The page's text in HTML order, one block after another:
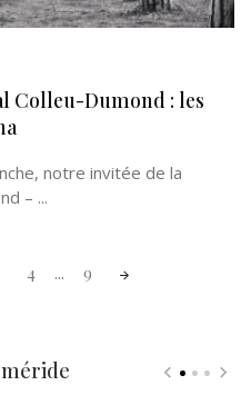
Colleu-Dumond : les
notre invitée de la
– ...
4 ... 9